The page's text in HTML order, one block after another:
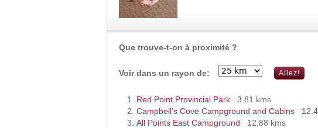
Que trouve-t-on à proximité ?
Voir dans un rayon de:
Red Point Provincial Park
3.81 kms
Campbell's Cove Campground and Cabins
All Points East Campground
12.88 kms